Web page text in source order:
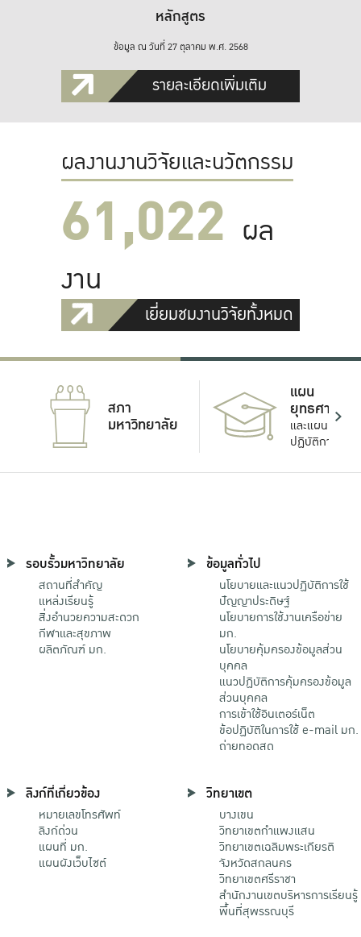
หลักสูตร
ข้อมูล ณ วันที่ 27 ตุลาคม พ.ศ. 2568
รายละเอียดเพิ่มเติม
ผลงานงานวิจัยและนวัตกรรม
61,022 ผล
งาน
เยี่ยมชมงานวิจัยทั้งหมด
สภา
มหาวิทยาลัย
แผน
ยุทธศาสตร์
และแผน
ปฏิบัติการ
รอบรั้วมหาวิทยาลัย
สถานที่สำคัญ
แหล่งเรียนรู้
สิ่งอำนวยความสะดวก
กีฬาและสุขภาพ
ผลิตภัณฑ์ มก.
ข้อมูลทั่วไป
นโยบายและแนวปฏิบัติการใช้
ปัญญาประดิษฐ์
นโยบายการใช้งานเครือข่าย
มก.
นโยบายคุ้มครองข้อมูลส่วน
บุคคล
แนวปฏิบัติการคุ้มครองข้อมูล
ส่วนบุคคล
การเข้าใช้อินเตอร์เน็ต
ข้อปฏิบัติในการใช้ e-mail มก.
ถ่ายทอดสด
ลิงก์ที่เกี่ยวข้อง
หมายเลขโทรศัพท์
ลิงก์ด่วน
แผนที่ มก.
แผนผังเว็บไซต์
วิทยาเขต
บางเขน
วิทยาเขตกําแพงแสน
วิทยาเขตเฉลิมพระเกียรติ
จังหวัดสกลนคร
วิทยาเขตศรีราชา
สำนักงานเขตบริหารการเรียนรู้
พื้นที่สุพรรณบุรี